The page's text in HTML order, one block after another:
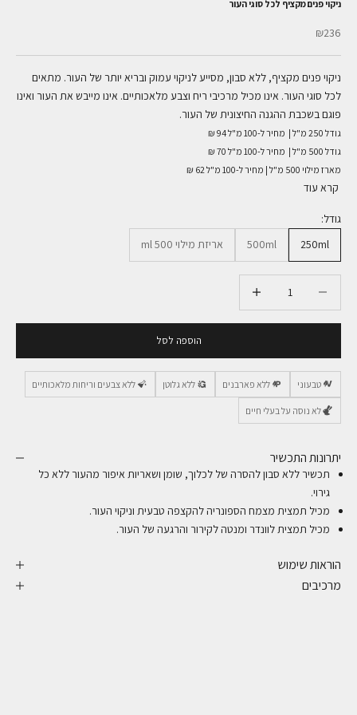
ניקוי פנים מקציף לכל סוגי העור
מחיר מבצע
₪236
ניקוי פנים מקציף, ללא סבון, מסייע לניקוי עמוק ובריא יותר של העור. מתאים
לכל סוגי העור. אינו מכיל מרכיבי ריח וצבע מלאכותיים. אינו מייבש את העור ואינו
פוגם בשכבת ההגנה החיצונית של העור.
גודל 250 מ"ל |
מחיר ל-100 מ"ל 94 ₪
גודל 500 מ"ל |
מחיר ל-100 מ"ל 70 ₪
מארז מילוי 500 מ"ל | מחיר ל-100 מ"ל 62 ₪
קרא עוד
גודל:
250ml
500ml אריזת מילוי 500 ml
הוספה לסל
טבעוני ללא פארבנים ללא גלוטן ללא צבעים וריחות מלאכותיים
לא נוסה על בעלי חיים
יתרונות התכשיר
תכשיר ללא סבון להסרה של לכלוך, שומן ושאריות איפור מהעור ללא כל
גירוי.
מכיל תמצית מצמח הספונריה להקצפה טבעית וניקוי העור.
מכיל תמצית לוונדר ומנטה לקירור והרגעה של העור.
הוראות שימוש
מרכיבים